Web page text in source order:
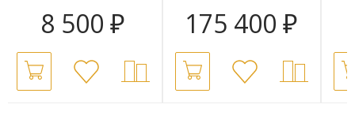
8 500 ₽ 175 400 ₽